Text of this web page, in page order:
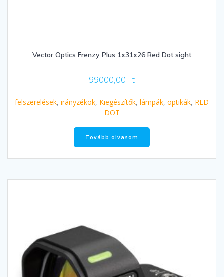
Vector Optics Frenzy Plus 1x31x26 Red Dot sight
99000,00 Ft
felszerelések, irányzékok, Kiegészítők, lámpák, optikák, RED
DOT
Tovább olvasom